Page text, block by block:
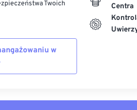
Twoich
w
Centra